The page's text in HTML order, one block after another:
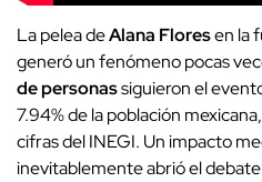
La pelea deAlana Floresen la
generó un fenómeno pocas
de personassiguieron el
7.94% de la población
cifras del INEGI. Un impacto
inevitablemente abrió el